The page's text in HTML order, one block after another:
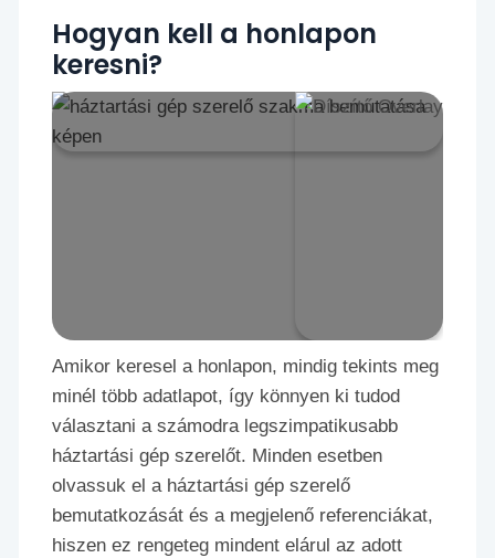
Hogyan kell a honlapon
keresni?
Amikor keresel a honlapon, mindig tekints meg
minél több adatlapot, így könnyen ki tudod
választani a számodra legszimpatikusabb
háztartási gép szerelőt. Minden esetben
olvassuk el a háztartási gép szerelő
bemutatkozását és a megjelenő referenciákat,
hiszen ez rengeteg mindent elárul az adott